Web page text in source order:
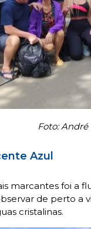
Foto:
Azul
marcantes foi a
de perto a
cristalinas.